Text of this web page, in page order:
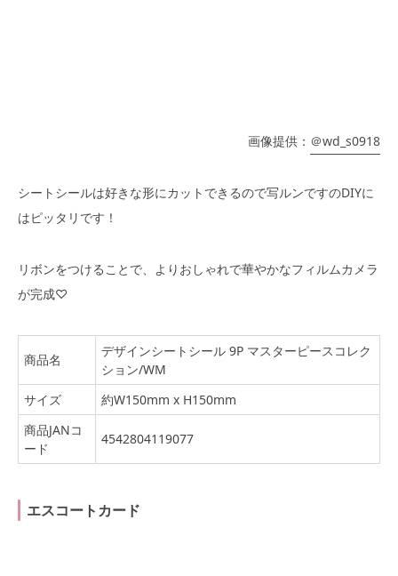
画像提供： ＠wd_s0918
シートシールは好きな形にカットできるので写ルンですのDIYに
はピッタリです！
リボンをつけることで、よりおしゃれで華やかなフィルムカメラ
が完成♡
商品名
デザインシートシール 9P マスターピースコレク
ション/WM
サイズ
約W150mm x H150mm
商品JANコ
ード
4542804119077
エスコートカード